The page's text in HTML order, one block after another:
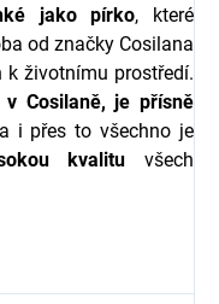
jako pírko, které
od značky Cosilana
k životnímu prostředí.
Cosilaně, je přísně
i přes to všechno je
kvalitu všech